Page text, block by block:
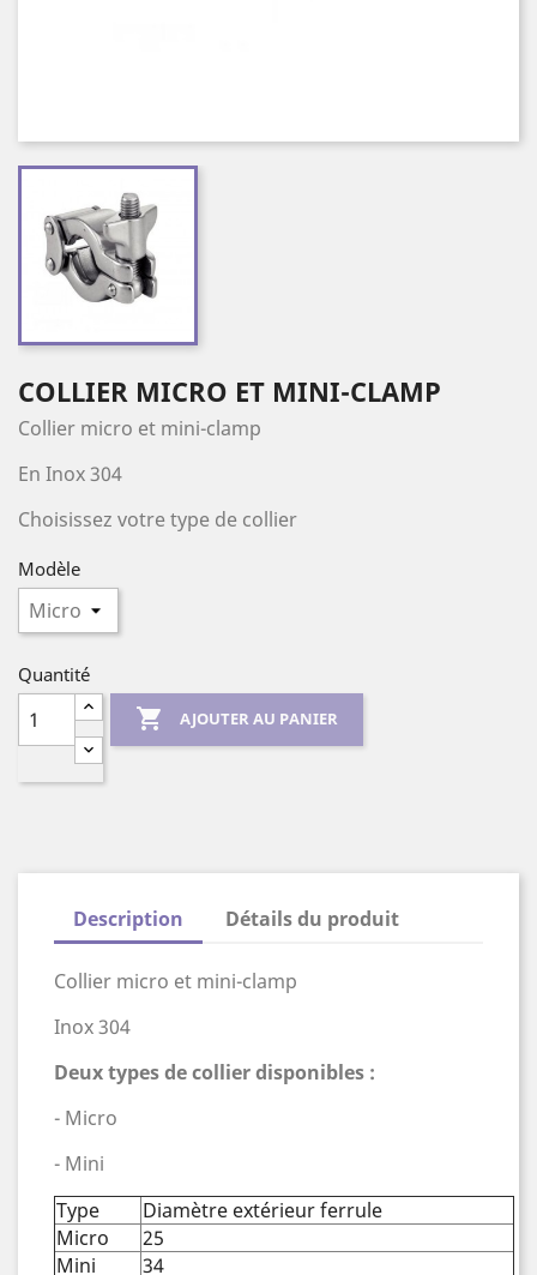
COLLIER MICRO ET MINI-CLAMP
Collier micro et mini-clamp
En Inox 304
Choisissez votre type de collier
Modèle
Quantité
 AJOUTER AU PANIER
Description Détails du produit
Collier micro et mini-clamp
Inox 304
Deux types de collier disponibles :
- Micro
- Mini
Type
Diamètre extérieur ferrule
Micro
25
Mini
34